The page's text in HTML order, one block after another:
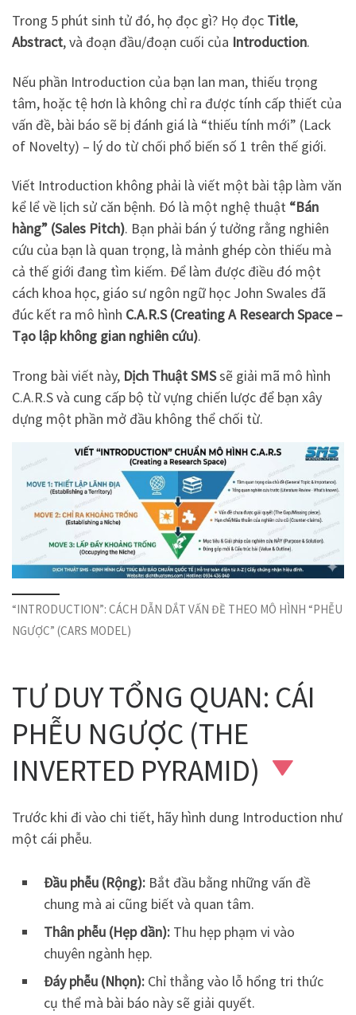
Trong 5 phút sinh tử đó, họ đọc gì? Họ đọc Title,
Abstract, và đoạn đầu/đoạn cuối của Introduction.
Nếu phần Introduction của bạn lan man, thiếu trọng
tâm, hoặc tệ hơn là không chỉ ra được tính cấp thiết của
vấn đề, bài báo sẽ bị đánh giá là “thiếu tính mới” (Lack
of Novelty) – lý do từ chối phổ biến số 1 trên thế giới.
Viết Introduction không phải là viết một bài tập làm văn
kể lể về lịch sử căn bệnh. Đó là một nghệ thuật “Bán
hàng” (Sales Pitch). Bạn phải bán ý tưởng rằng nghiên
cứu của bạn là quan trọng, là mảnh ghép còn thiếu mà
cả thế giới đang tìm kiếm. Để làm được điều đó một
cách khoa học, giáo sư ngôn ngữ học John Swales đã
đúc kết ra mô hình C.A.R.S (Creating A Research Space –
Tạo lập không gian nghiên cứu).
Trong bài viết này, Dịch Thuật SMSsẽ giải mã mô hình
C.A.R.S và cung cấp bộ từ vựng chiến lược để bạn xây
dựng một phần mở đầu không thể chối từ.
“INTRODUCTION”: CÁCH DẪN DẮT VẤN ĐỀ THEO MÔ HÌNH “PHỄU
NGƯỢC” (CARS MODEL)
TƯ DUY TỔNG QUAN: CÁI
PHỄU NGƯỢC (THE
INVERTED PYRAMID)
Trước khi đi vào chi tiết, hãy hình dung Introduction như
một cái phễu.
Đầu phễu (Rộng): Bắt đầu bằng những vấn đề
chung mà ai cũng biết và quan tâm.
Thân phễu (Hẹp dần): Thu hẹp phạm vi vào
chuyên ngành hẹp.
Đáy phễu (Nhọn): Chỉ thẳng vào lỗ hổng tri thức
cụ thể mà bài báo này sẽ giải quyết.